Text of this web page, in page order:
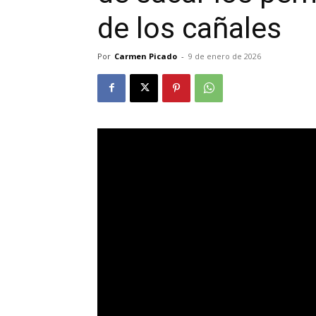
de los cañales
Por Carmen Picado - 9 de enero de 2026